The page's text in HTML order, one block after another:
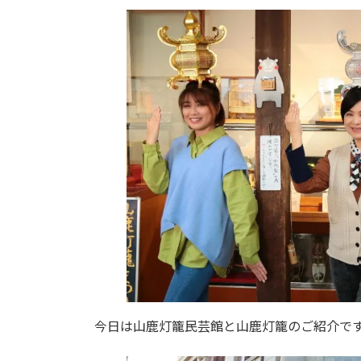
今日は山鹿灯籠民芸館と山鹿灯籠のご紹介で